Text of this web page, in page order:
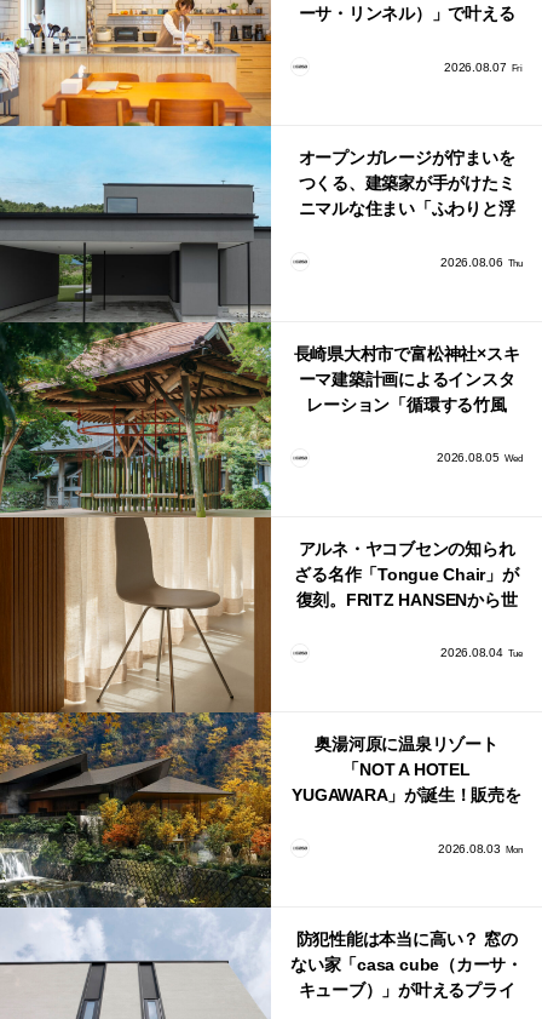
ーサ・リンネル）」で叶える
2026.08.07 Fri
オープンガレージが佇まいを
つくる、建築家が手がけたミ
ニマルな住まい「ふわりと浮
2026.08.06 Thu
長崎県大村市で富松神社×スキ
ーマ建築計画によるインスタ
レーション「循環する竹風
2026.08.05 Wed
アルネ・ヤコブセンの知られ
ざる名作「Tongue Chair」が
復刻。FRITZ HANSENから世
2026.08.04 Tue
奥湯河原に温泉リゾート
「NOT A HOTEL
YUGAWARA」が誕生！販売を
2026.08.03 Mon
防犯性能は本当に高い？ 窓の
ない家「casa cube（カーサ・
キューブ）」が叶えるプライ